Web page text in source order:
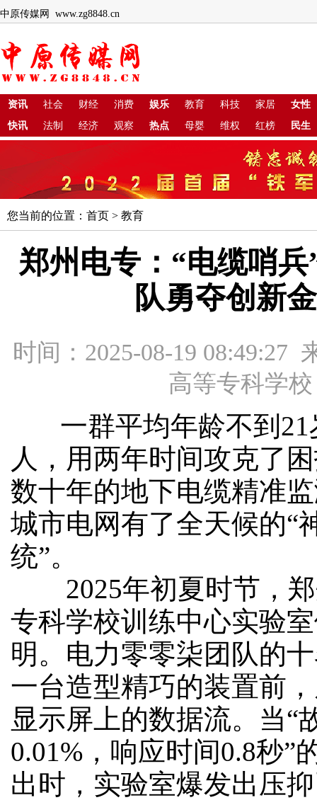
中原传媒网 www.zg8848.cn
资讯 社会 财经 消费 娱乐 教育 科技 家居
女性
快讯
法制 经济 观察 热点 母婴 维权 红榜 民生
您当前的位置： 首页 > 教育
郑州电专：“电缆哨兵
队勇夺创新
时间：2025-08-19 08:49:27
高等专科学校
一群平均年龄不到21
人，用两年时间攻克了
数十年的地下电缆精准
城市电网有了全天候的“
统”。
2025年初夏时节，郑
专科学校训练中心实验
明。电力零零柒团队的
一台造型精巧的装置前
显示屏上的数据流。当“
0.01%，响应时间0.8秒”
出时，实验室爆发出压